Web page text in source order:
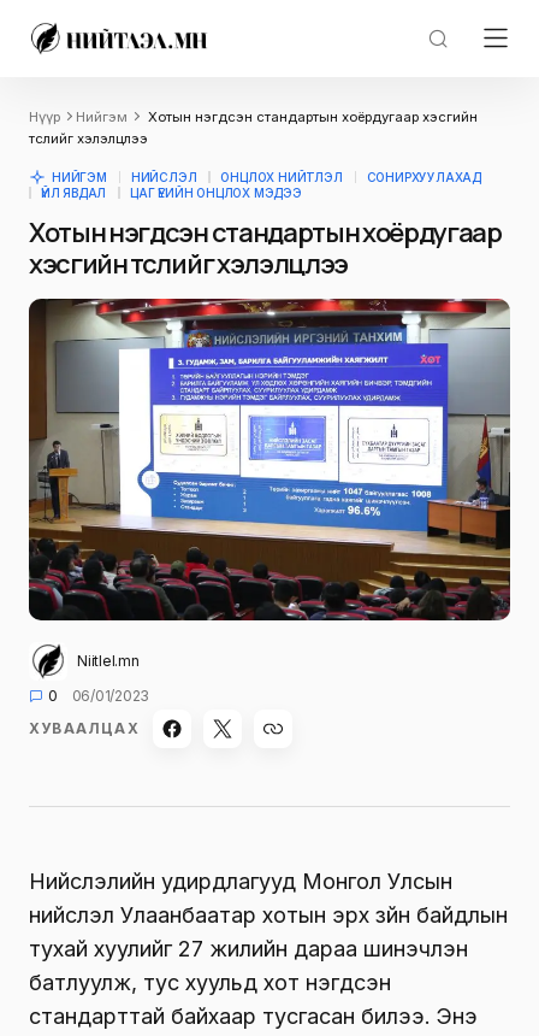
Нүүр Нийгэм
Хотын нэгдсэн стандартын хоёрдугаар хэсгийн
төслийг хэлэлцлээ
НИЙГЭМ НИЙСЛЭЛ ОНЦЛОХ НИЙТЛЭЛ
СОНИРХУУЛАХАД
ҮЙЛ ЯВДАЛ
ЦАГ ҮЕИЙН ОНЦЛОХ МЭДЭЭ
Хотын нэгдсэн стандартын хоёрдугаар
хэсгийн төслийг хэлэлцлээ
Niitlel.mn
0
06/01/2023
ХУВААЛЦАХ
Нийслэлийн удирдлагууд Монгол Улсын
нийслэл Улаанбаатар хотын эрх зүйн байдлын
тухай хуулийг 27 жилийн дараа шинэчлэн
батлуулж, тус хуульд хот нэгдсэн
стандарттай байхаар тусгасан билээ. Энэ